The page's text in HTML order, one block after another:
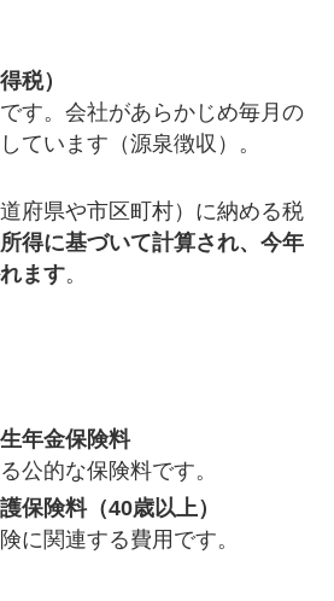
税）
す。会社があらかじめ毎月の
ています（源泉徴収）。
府県や市区町村）に納める税
得に基づいて計算され、今年
ます。
年金保険料
公的な保険料です。
保険料（40歳以上）
に関連する費用です。